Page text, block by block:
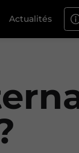
Actualités